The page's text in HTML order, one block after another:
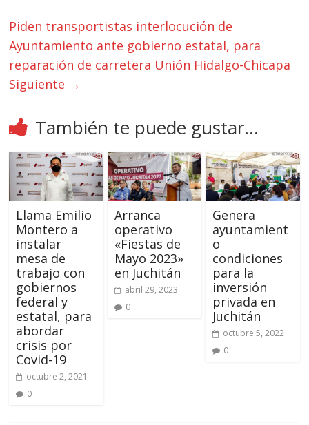
Piden transportistas interlocución de
Ayuntamiento ante gobierno estatal, para
reparación de carretera Unión Hidalgo-Chicapa
Siguiente →
También te puede gustar...
Llama Emilio
Montero a
instalar
mesa de
trabajo con
gobiernos
federal y
estatal, para
abordar
crisis por
Covid-19
octubre 2, 2021
0
Arranca
operativo
«Fiestas de
Mayo 2023»
en Juchitán
abril 29, 2023
0
Genera
ayuntamient
o
condiciones
para la
inversión
privada en
Juchitán
octubre 5, 2022
0